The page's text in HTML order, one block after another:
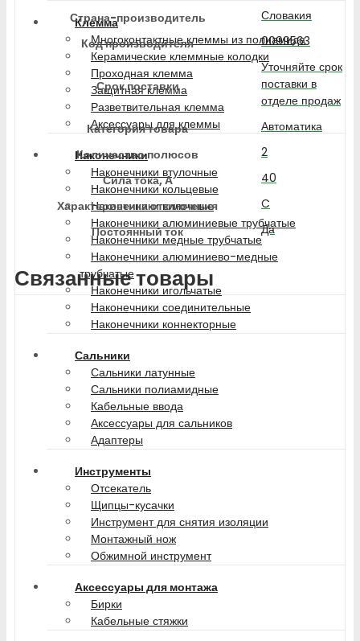
Клемма
Многоконтактные клеммы из полиамида
Керамические клеммные колодки
Проходная клемма
Защитная клемма
Разветвительная клемма
Аксессуары для клеммы
Наконечники
Наконечники втулочные
Наконечники кольцевые
Наконечники вилочные
Наконечники алюминиевые трубчатые
Наконечники медные трубчатые
Наконечники алюминиево-медные
трубчатые
Наконечники игольчатые
Наконечники соединительные
Наконечники коннекторные
Сальники
Сальники латунные
Сальники полиамидные
Кабельные ввода
Аксессуары для сальников
Адаптеры
Инструменты
Отсекатель
Щипцы-кусачки
Инструмент для снятия изоляции
Монтажный нож
Обжимной инструмент
Аксессуары для монтажа
Бирки
Кабельные стяжки
Страна-производитель
Словакия
Код производителя
0099563
Срок поставки
Уточняйте срок
поставки в
отделе продаж
Категория товара
Автоматика
Количество полюсов
2
Сила тока, А
40
Характеристика отключения
C
Постоянный ток
Да
Связанные товары